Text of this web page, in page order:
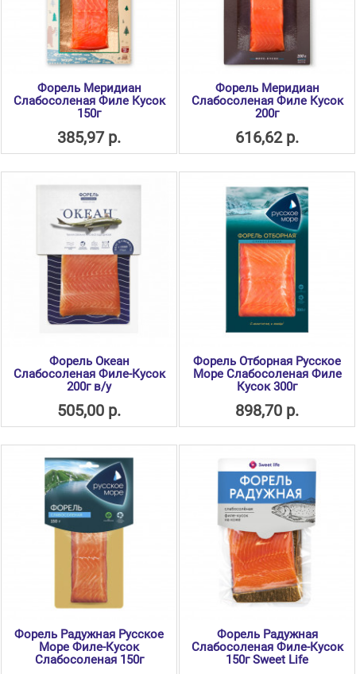
Форель Меридиан
Слабосоленая Филе Кусок
150г
385,97 р.
Форель Меридиан
Слабосоленая Филе Кусок
200г
616,62 р.
Форель Океан
Слабосоленая Филе-Кусок
200г в/у
505,00 р.
Форель Отборная Русское
Море Слабосоленая Филе
Кусок 300г
898,70 р.
Форель Радужная Русское
Море Филе-Кусок
Слабосоленая 150г
Форель Радужная
Слабосоленая Филе-Кусок
150г Sweet Life